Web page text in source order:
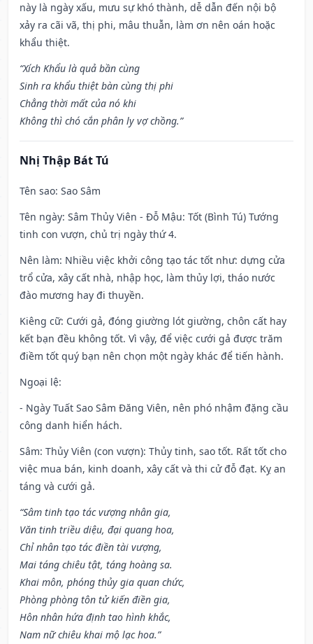
này là ngày xấu, mưu sự khó thành, dễ dẫn đến nội bộ
xảy ra cãi vã, thị phi, mâu thuẫn, làm ơn nên oán hoặc
khẩu thiệt.
“Xích Khẩu là quả bần cùng
Sinh ra khẩu thiệt bàn cùng thị phi
Chẳng thời mất của nó khi
Không thì chó cắn phân ly vợ chồng.”
Nhị Thập Bát Tú
Tên sao: Sao Sâm
Tên ngày: Sâm Thủy Viên - Đỗ Mậu: Tốt (Bình Tú) Tướng
tinh con vượn, chủ trị ngày thứ 4.
Nên làm: Nhiều việc khởi công tạo tác tốt như: dựng cửa
trổ cửa, xây cất nhà, nhập học, làm thủy lợi, tháo nước
đào mương hay đi thuyền.
Kiêng cữ: Cưới gả, đóng giường lót giường, chôn cất hay
kết bạn đều không tốt. Vì vậy, để việc cưới gả được trăm
điềm tốt quý bạn nên chọn một ngày khác để tiến hành.
Ngoại lệ:
- Ngày Tuất Sao Sâm Đăng Viên, nên phó nhậm đặng cầu
công danh hiển hách.
Sâm: Thủy Viên (con vượn): Thủy tinh, sao tốt. Rất tốt cho
việc mua bán, kinh doanh, xây cất và thi cử đỗ đạt. Kỵ an
táng và cưới gả.
“Sâm tinh tạo tác vượng nhân gia,
Văn tinh triều diệu, đại quang hoa,
Chỉ nhân tạo tác điền tài vượng,
Mai táng chiêu tật, táng hoàng sa.
Khai môn, phóng thủy gia quan chức,
Phòng phòng tôn tử kiến điền gia,
Hôn nhân hứa định tao hình khắc,
Nam nữ chiêu khai mộ lạc hoa.”